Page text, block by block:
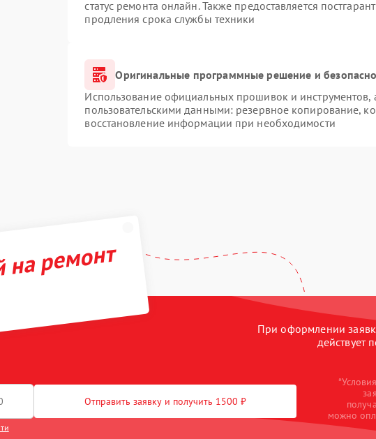
статус ремонта онлайн. Также предоставляется
продления срока службы техники
Оригинальные программные решение и
Использование официальных прошивок и инструментов,
пользовательскими данными: резервное копирование,
восстановление информации при необходимости
ремонт
При оформлении
действует
Отправить заявку и получить 1500 ₽
можно